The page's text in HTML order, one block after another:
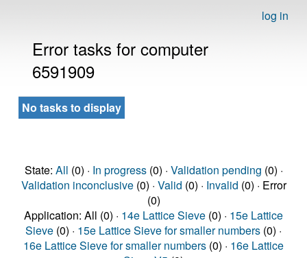
log in
Error tasks for computer
6591909
No tasks to display
State: All (0) · In progress(0) · Validation pending (0) ·
Validation inconclusive(0) · Valid (0) · Invalid (0) · Error
(0)
Application: All (0) · 14e Lattice Sieve (0) · 15e Lattice
Sieve (0) · 15e Lattice Sieve for smaller numbers (0) ·
16e Lattice Sieve for smaller numbers (0) · 16e Lattice